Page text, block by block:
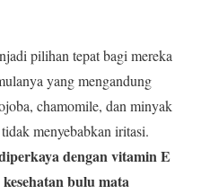
pilihan tepat bagi mereka
yang mengandung
chamomile, dan minyak
menyebabkan iritasi.
dengan vitamin E
bulu mata